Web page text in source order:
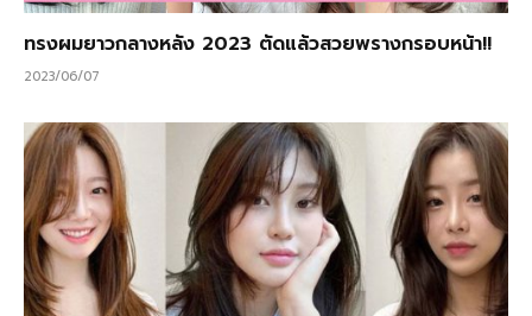
ทรงผมยาวกลางหลัง 2023 ตัดแล้วสวยพรางกรอบหน้า!!
2023/06/07